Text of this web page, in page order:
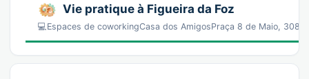
Vie pratique à Figueira da Foz
💻Espaces de coworkingCasa dos AmigosPraça 8 de Maio,